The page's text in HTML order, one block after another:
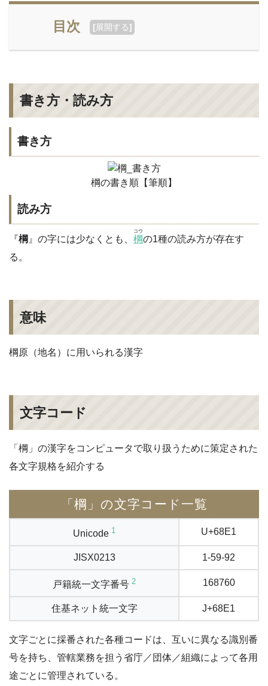
目次 [展開する]
書き方・読み方
書き方
棡の書き順【筆順】
読み方
『棡 』の字には少なくとも、 棡
コウ
の1種の読み方が存在す
る。
意味
棡原（地名）に用いられる漢字
文字コード
「棡」の漢字をコンピュータで取り扱うために策定された
各文字規格を紹介する
「棡」の文字コード一覧
Unicode 1 U+68E1
JISX0213 1-59-92
戸籍統一文字番号 2 168760
住基ネット統一文字 J+68E1
文字ごとに採番された各種コードは、互いに異なる識別番
号を持ち、管轄業務を担う省庁／団体／組織によって各用
途ごとに管理されている。